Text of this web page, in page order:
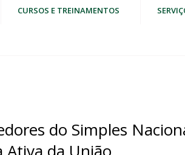
CURSOS E TREINAMENTOS
do Simples